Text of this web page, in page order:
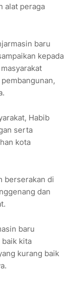
alat peraga
baru
kepada
Habib
serta
kota
berserakan di
dan
baru
baik kita
kurang baik